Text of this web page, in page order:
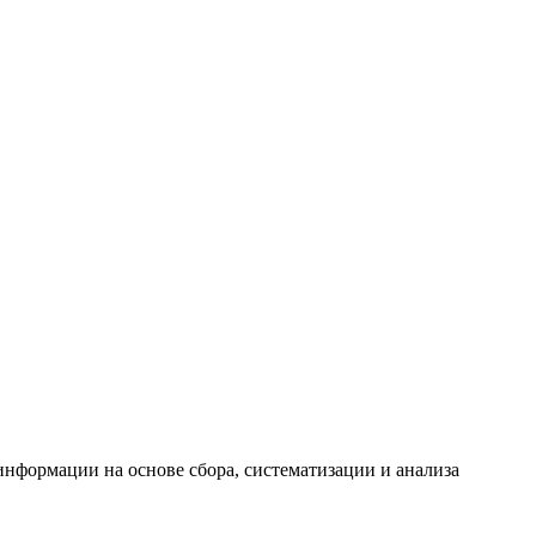
на основе сбора, систематизации и анализа